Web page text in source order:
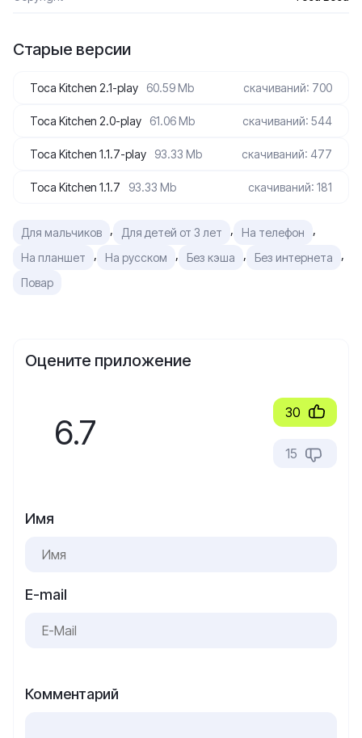
Старые версии
Toca Kitchen 2.1-play 60.59 Mb скачиваний: 700
Toca Kitchen 2.0-play 61.06 Mb скачиваний: 544
Toca Kitchen 1.1.7-play 93.33 Mb скачиваний: 477
Toca Kitchen 1.1.7 93.33 Mb скачиваний: 181
Для мальчиков , Для детей от 3 лет , На телефон ,
На планшет , На русском , Без кэша , Без интернета ,
Повар
Оцените приложение
6.7 30
15
Имя
E-mail
Комментарий